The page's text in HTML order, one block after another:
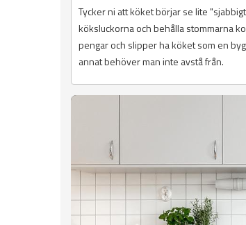
Tycker ni att köket börjar se lite
köksluckorna och behålla stommarna
pengar och slipper ha köket som en
annat behöver man inte avstå från.